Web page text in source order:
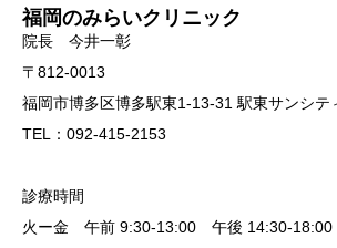
福岡のみらいクリニック
院長 今井一彰
〒812-0013
福岡市博多区博多駅東1-13-31 駅東サンシテ
TEL：092-415-2153
診療時間
火ー金 午前 9:30-13:00 午後 14:30-18:00